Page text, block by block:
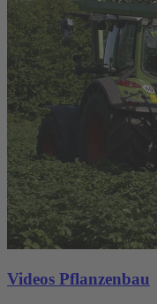
Videos Pflanzenbau